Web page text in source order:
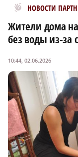
НОВОСТИ
Новости
Жители дома на
без воды из-за
10:44, 02.06.2026